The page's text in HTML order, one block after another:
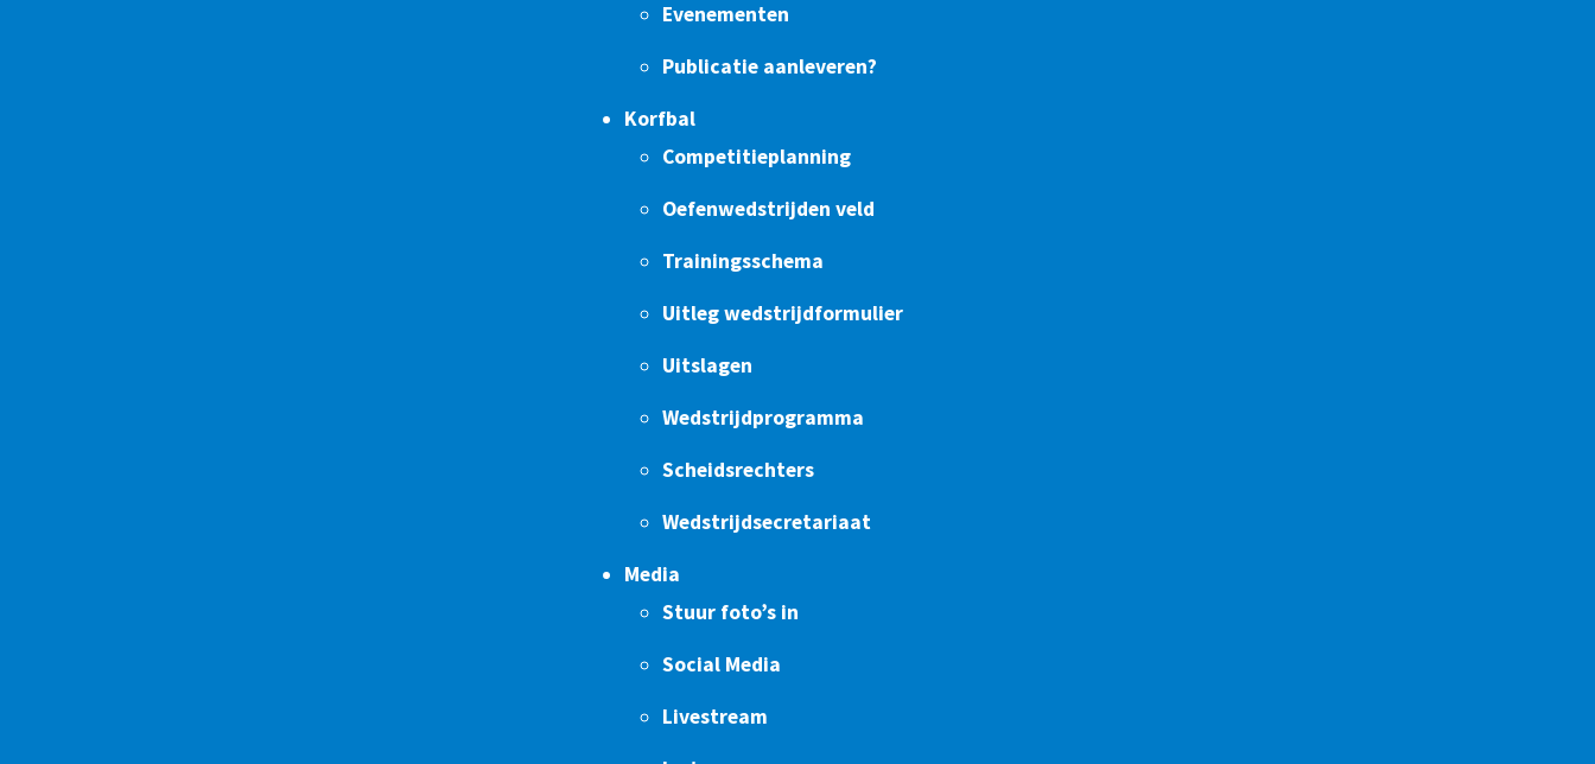
Evenementen
Publicatie aanleveren?
Korfbal
Competitieplanning
Oefenwedstrijden veld
Trainingsschema
Uitleg wedstrijdformulier
Uitslagen
Wedstrijdprogramma
Scheidsrechters
Wedstrijdsecretariaat
Media
Stuur foto’s in
Social Media
Livestream